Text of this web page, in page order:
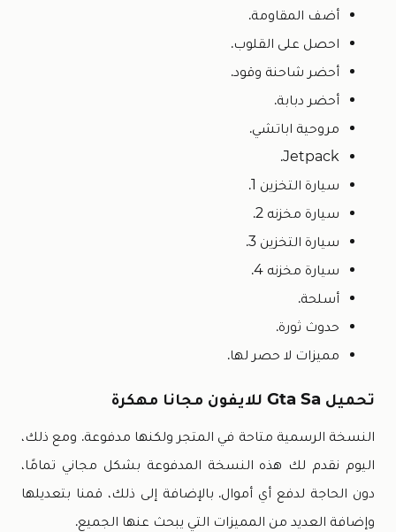
أضف المقاومة.
احصل على القلوب.
أحضر شاحنة وقود.
أحضر دبابة.
مروحية اباتشي.
Jetpack.
سيارة التخزين 1.
سيارة مخزنه 2.
سيارة التخزين 3.
سيارة مخزنه 4.
أسلحة.
حدوث ثورة.
مميزات لا حصر لها.
تحميل Gta Sa للايفون مجانا مهكرة
النسخة الرسمية متاحة في المتجر ولكنها مدفوعة. ومع ذلك،
اليوم نقدم لك هذه النسخة المدفوعة بشكل مجاني تمامًا،
دون الحاجة لدفع أي أموال. بالإضافة إلى ذلك، قمنا بتعديلها
وإضافة العديد من المميزات التي يبحث عنها الجميع.